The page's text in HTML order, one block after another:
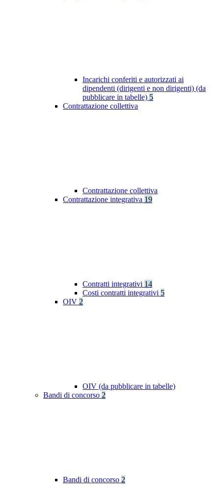
Incarichi conferiti e autorizzati ai
dipendenti (dirigenti e non dirigenti) (da
pubblicare in tabelle) 5
Contrattazione collettiva
Contrattazione collettiva
Contrattazione integrativa 19
Contratti integrativi 14
Costi contratti integrativi 5
OIV 2
OIV (da pubblicare in tabelle)
Bandi di concorso 2
Bandi di concorso 2